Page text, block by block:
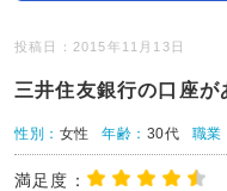
投稿日：2015年11月13日
三井住友銀行の口座が
性別： 女性 年齢： 30代 職業
満足度：